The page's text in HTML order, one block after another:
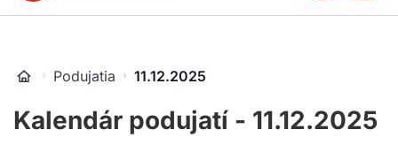
Podujatia 11.12.2025
Kalendár podujatí - 11.12.2025